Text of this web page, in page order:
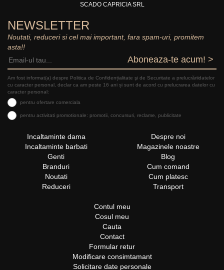
SCADO CAPRICIA SRL
NEWSLETTER
Noutati, reduceri si cel mai important, fara spam-uri, promitem
asta!!
Aboneaza-te acum! >
Am fost informat(a) despre Politica de Confidențialitate şi de Securitate a prelucrăriidatelor
cu caracter personal, declar ca am peste 16 ani și sunt de acord cu prelucrarea datelor cu
caracter personal:
pentru ofertare comerciala
pentru activitati promotionale: promotii, concursuri, reclame, publicitate
Incaltaminte dama
Incaltaminte barbati
Genti
Branduri
Noutati
Reduceri
Despre noi
Magazinele noastre
Blog
Cum comand
Cum platesc
Transport
Contul meu
Cosul meu
Cauta
Contact
Formular retur
Modificare consimtamant
Solicitare date personale